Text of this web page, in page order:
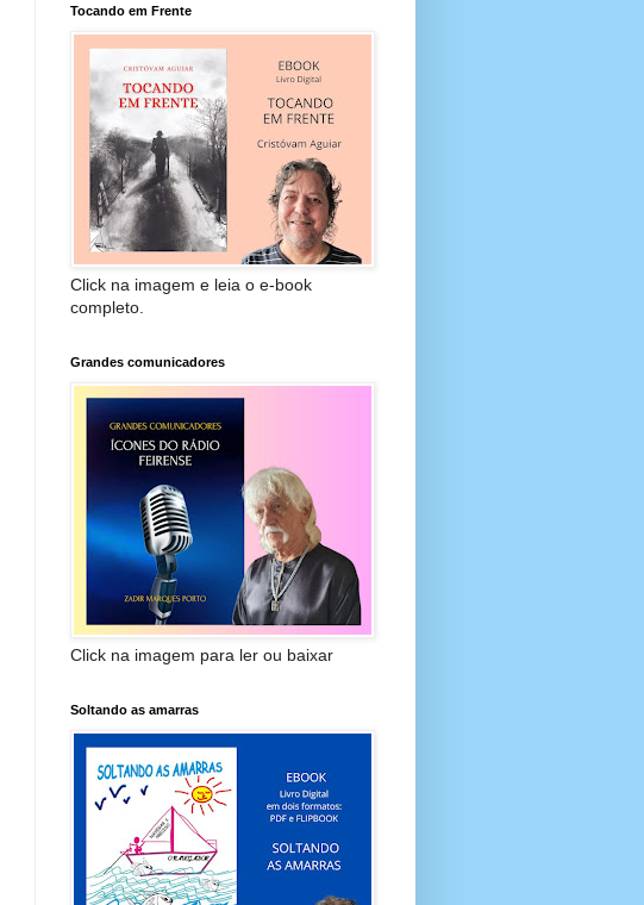
Tocando em Frente
Click na imagem e leia o e-book
completo.
Grandes comunicadores
Click na imagem para ler ou baixar
Soltando as amarras